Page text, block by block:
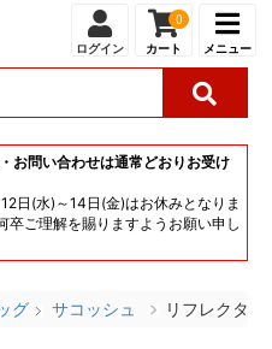
ログイン
0
カート メニュー
お問い合わせは通常どおりお受け
日(水)～14日(金)はお休みとなりま
卒ご理解を賜りますようお願い申し
グ サコッシュ リフレクタ